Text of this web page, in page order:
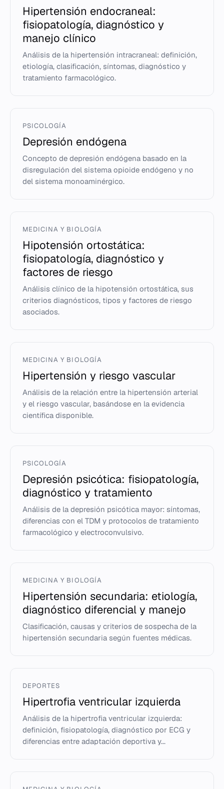
Hipertensión endocraneal:
fisiopatología, diagnóstico y
manejo clínico
Análisis de la hipertensión intracraneal: definición,
etiología, clasificación, síntomas, diagnóstico y
tratamiento farmacológico.
PSICOLOGÍA
Depresión endógena
Concepto de depresión endógena basado en la
disregulación del sistema opioide endógeno y no
del sistema monoaminérgico.
MEDICINA Y BIOLOGÍA
Hipotensión ortostática:
fisiopatología, diagnóstico y
factores de riesgo
Análisis clínico de la hipotensión ortostática, sus
criterios diagnósticos, tipos y factores de riesgo
asociados.
MEDICINA Y BIOLOGÍA
Hipertensión y riesgo vascular
Análisis de la relación entre la hipertensión arterial
y el riesgo vascular, basándose en la evidencia
científica disponible.
PSICOLOGÍA
Depresión psicótica: fisiopatología,
diagnóstico y tratamiento
Análisis de la depresión psicótica mayor: síntomas,
diferencias con el TDM y protocolos de tratamiento
farmacológico y electroconvulsivo.
MEDICINA Y BIOLOGÍA
Hipertensión secundaria: etiología,
diagnóstico diferencial y manejo
Clasificación, causas y criterios de sospecha de la
hipertensión secundaria según fuentes médicas.
DEPORTES
Hipertrofia ventricular izquierda
Análisis de la hipertrofia ventricular izquierda:
definición, fisiopatología, diagnóstico por ECG y
diferencias entre adaptación deportiva y...